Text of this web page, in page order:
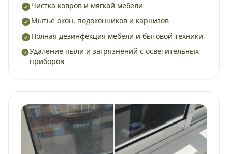
Чистка ковров и мягкой мебели
Мытье окон, подоконников и карнизов
Полная дезинфекция мебели и бытовой техники
Удаление пыли и загрязнений с осветительных
приборов